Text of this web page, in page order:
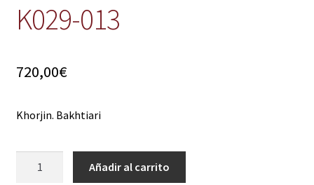
K029-013
720,00€
Khorjin. Bakhtiari
Añadir al carrito